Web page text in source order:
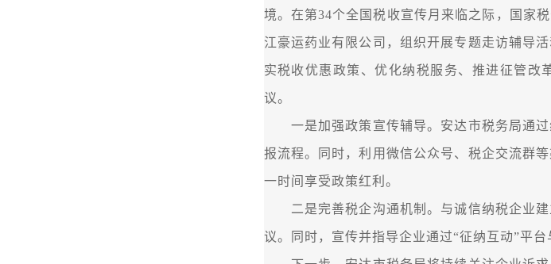
境。在第34个全国税收宣传月来临之际，国家
江豪运药业有限公司，组织开展专题走访辅导
实税收优惠政策、优化纳税服务、推进征管改
议。
一是加强政策宣传辅导。安达市税务局通过
报流程。同时，利用微信公众号、税企交流群
一时间享受政策红利。
二是完善税企沟通机制。与诚信纳税企业建
议。同时，宣传并指导企业通过“征纳互动”平